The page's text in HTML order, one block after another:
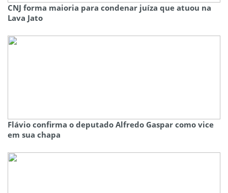
CNJ forma maioria para condenar juíza que atuou na
Lava Jato
Flávio confirma o deputado Alfredo Gaspar como vice
em sua chapa